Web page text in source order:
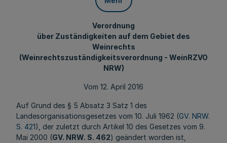
Verordnung
über Zuständigkeiten auf dem Gebiet des
Weinrechts
(Weinrechtszuständigkeitsverordnung - WeinRZVO
NRW)
Vom 12. April 2016
Auf Grund des § 5 Absatz 3 Satz 1 des
Landesorganisationsgesetzes vom 10. Juli 1962 (GV. NRW.
S. 421), der zuletzt durch Artikel 10 des Gesetzes vom 9.
Mai 2000 (GV. NRW. S. 462) geändert worden ist,